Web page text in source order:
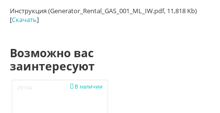
Инструкция (Generator_Rental_GAS_001_ML_IW.pdf, 11,818 Kb)
[Скачать]
Возможно вас
заинтересуют
29734 В наличии
